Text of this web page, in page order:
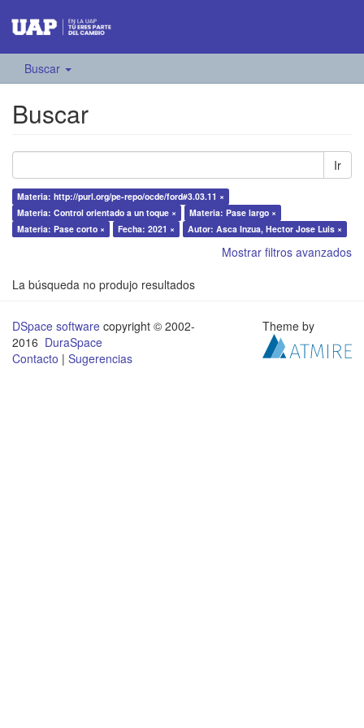
Buscar
Buscar
Ir
Materia: http://purl.org/pe-repo/ocde/ford#3.03.11 ×
Materia: Control orientado a un toque ×
Materia: Pase largo ×
Materia: Pase corto ×
Fecha: 2021 × Autor: Asca Inzua, Hector Jose Luis ×
Mostrar filtros avanzados
La búsqueda no produjo resultados
DSpace software copyright © 2002-
2016 DuraSpace
Contacto | Sugerencias
Theme by